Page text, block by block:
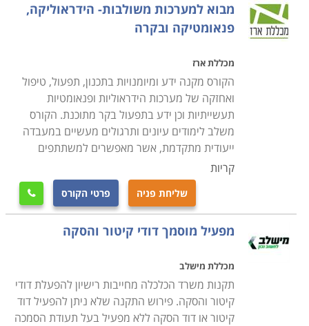
מבוא למערכות משולבות- הידראוליקה,
פנאומטיקה ובקרה
מכללת ארז
הקורס מקנה ידע ומיומנויות בתכנון, תפעול, טיפול
ואחזקה של מערכות הידראוליות ופנאומטיות
תעשייתיות וכן ידע בתפעול בקר מתוכנת. הקורס
משלב לימודים עיונים ותרגולים מעשיים במעבדה
ייעודית מתקדמת, אשר מאפשרים למשתתפים
קריות
שליחת פניה פרטי הקורס 
מפעיל מוסמך דודי קיטור והסקה
מכללת מישלב
תקנות משרד הכלכלה מחייבות רישיון להפעלת דודי
קיטור והסקה. פירוש התקנה שלא ניתן להפעיל דוד
קיטור או דוד הסקה ללא מפעיל בעל תעודת הסמכה